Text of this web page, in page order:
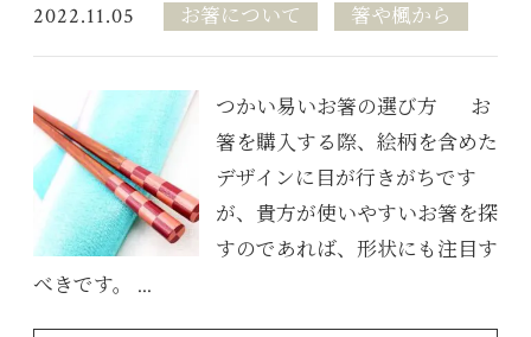
2022.11.05 お箸について 箸や楓から
つかい易いお箸の選び方 お
箸を購入する際、絵柄を含めた
デザインに目が行きがちです
が、貴方が使いやすいお箸を探
すのであれば、形状にも注目す
べきです。 ...